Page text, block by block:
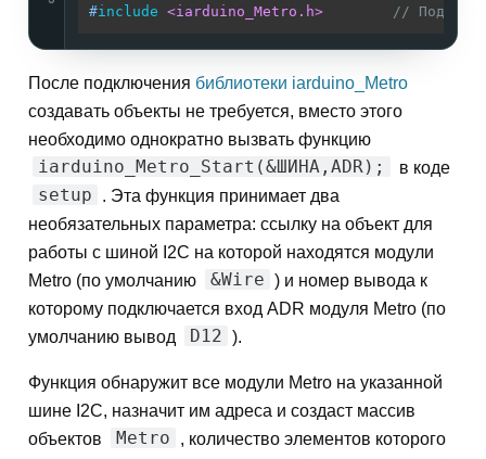
#include <iarduino_Metro.h> //
После подключения библиотеки iarduino_Metro
создавать объекты не требуется, вместо этого
необходимо однократно вызвать функцию
iarduino_Metro_Start(&ШИНА,ADR); в коде
setup
. Эта функция принимает два
необязательных параметра: ссылку на объект для
работы с шиной I2C на которой находятся модули
Metro (по умолчанию
&Wire ) и номер вывода к
которому подключается вход ADR модуля Metro (по
умолчанию вывод
D12 ).
Функция обнаружит все модули Metro на указанной
шине I2C, назначит им адреса и создаст массив
объектов
Metro
, количество элементов которого